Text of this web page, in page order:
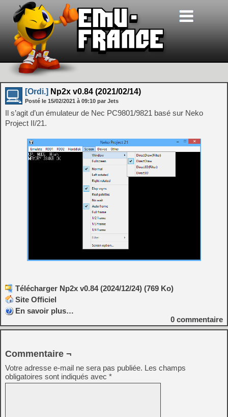
[Ordi.] Np2x v0.84 (2021/02/14)
Posté le 15/02/2021 à 09:10 par Jets
Il s’agit d’un émulateur de Nec PC9801/9821 basé sur Neko
Project II/21.
Télécharger Np2x v0.84 (2024/12/24) (769 Ko)
Site Officiel
En savoir plus…
0 commentaire
Commentaire ¬
Votre adresse e-mail ne sera pas publiée. Les champs
obligatoires sont indiqués avec *